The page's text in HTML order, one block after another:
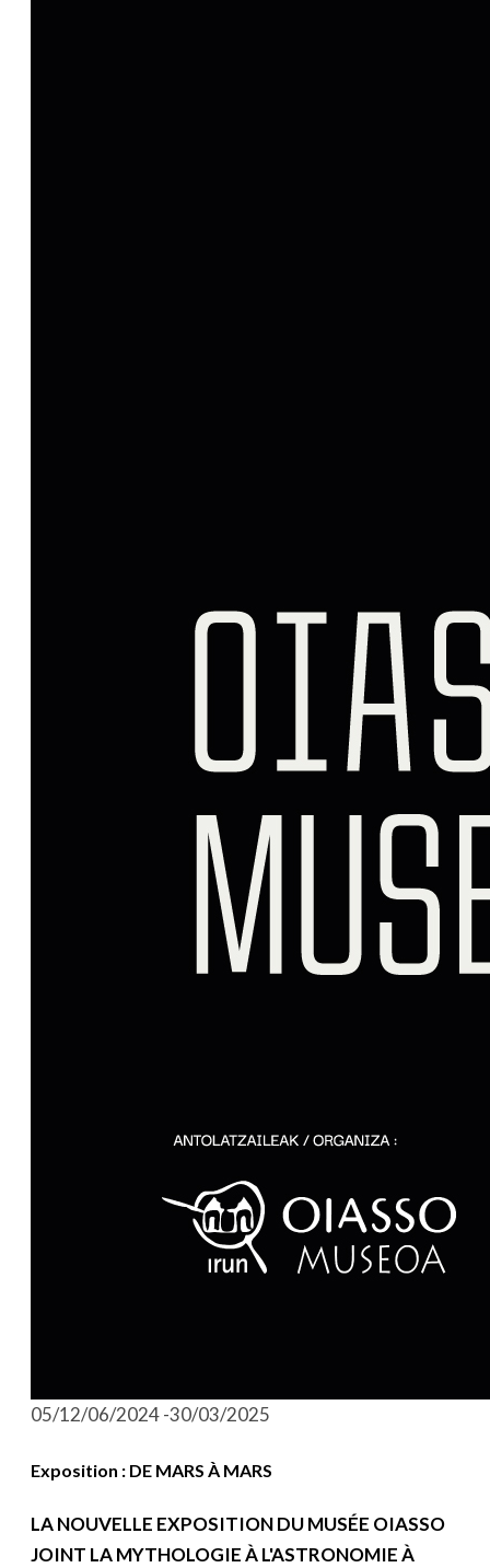
05/12/06/2024 -30/03/2025
Exposition : DE MARS À MARS
LA NOUVELLE EXPOSITION DU MUSÉE OIASSO
JOINT LA MYTHOLOGIE À L'ASTRONOMIE À